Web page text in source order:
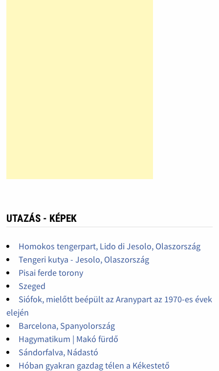
UTAZÁS - KÉPEK
Homokos tengerpart, Lido di Jesolo, Olaszország
Tengeri kutya - Jesolo, Olaszország
Pisai ferde torony
Szeged
Siófok, mielőtt beépült az Aranypart az 1970-es évek
elején
Barcelona, Spanyolország
Hagymatikum | Makó fürdő
Sándorfalva, Nádastó
Hóban gyakran gazdag télen a Kékestető